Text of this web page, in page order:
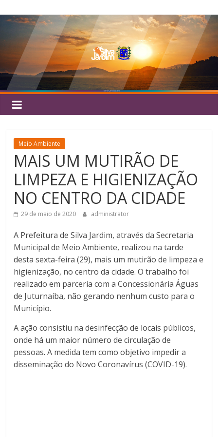
para
conteúdo
Silva
Jardim
Meio Ambiente
MAIS UM MUTIRÃO DE
LIMPEZA E HIGIENIZAÇÃO
NO CENTRO DA CIDADE
29 de maio de 2020 administrator
A Prefeitura de Silva Jardim, através da Secretaria
Municipal de Meio Ambiente, realizou na tarde
desta sexta-feira (29), mais um mutirão de limpeza e
higienização, no centro da cidade. O trabalho foi
realizado em parceria com a Concessionária Águas
de Juturnaíba, não gerando nenhum custo para o
Município.
A ação consistiu na desinfecção de locais públicos,
onde há um maior número de circulação de
pessoas. A medida tem como objetivo impedir a
disseminação do Novo Coronavírus (COVID-19).